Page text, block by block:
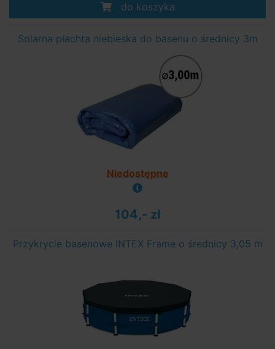
do koszyka
Solarna płachta niebieska do basenu o średnicy 3m
Niedostępne
104,- zł
Przykrycie basenowe INTEX Frame o średnicy 3,05 m